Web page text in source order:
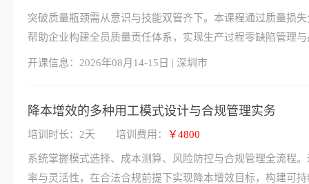
突破质量瓶颈需从意识与技能双管齐下。本课程通过质量损
帮助企业构建全员质量责任体系，实现生产过程零缺陷管理
开课信息： 2026年08月14-15日 | 深圳市
降本增效的多种用工模式设计与合规管理实务
培训时长：2天 培训费用： ￥4800
系统掌握模式选择、成本测算、风险防控与合规管理全流程
率与灵活性，在合法合规前提下实现降本增效目标，构建可